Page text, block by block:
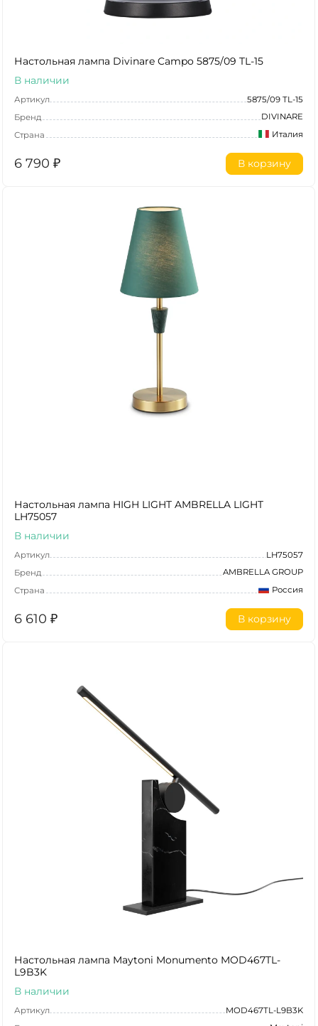
Настольная лампа Divinare Campo 5875/09 TL-15
В наличии
Артикул
5875/09 TL-15
Бренд
DIVINARE
Страна
Италия
6 790 ₽ В корзину
Настольная лампа HIGH LIGHT AMBRELLA LIGHT
LH75057
В наличии
Артикул
LH75057
Бренд
AMBRELLA GROUP
Страна
Россия
6 610 ₽ В корзину
Настольная лампа Maytoni Monumento MOD467TL-
L9B3K
В наличии
Артикул
MOD467TL-L9B3K